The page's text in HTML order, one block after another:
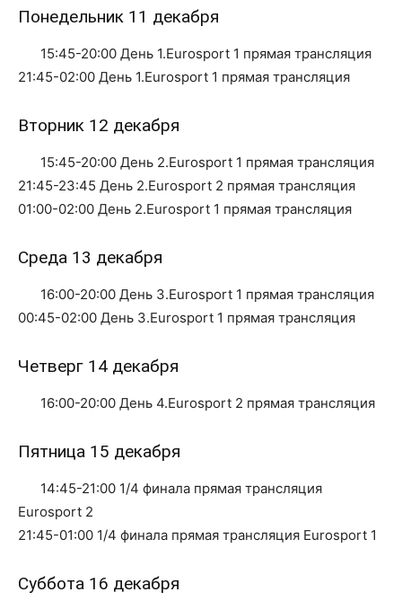
Понедельник 11 декабря
15:45-20:00 День 1.Eurosport 1 прямая трансляция
21:45-02:00 День 1.Eurosport 1 прямая трансляция
Вторник 12 декабря
15:45-20:00 День 2.Eurosport 1 прямая трансляция
21:45-23:45 День 2.Eurosport 2 прямая трансляция
01:00-02:00 День 2.Eurosport 1 прямая трансляция
Среда 13 декабря
16:00-20:00 День 3.Eurosport 1 прямая трансляция
00:45-02:00 День 3.Eurosport 1 прямая трансляция
Четверг 14 декабря
16:00-20:00 День 4.Eurosport 2 прямая трансляция
Пятница 15 декабря
14:45-21:00 1/4 финала прямая трансляция
Eurosport 2
21:45-01:00 1/4 финала прямая трансляция Eurosport 1
Суббота 16 декабря